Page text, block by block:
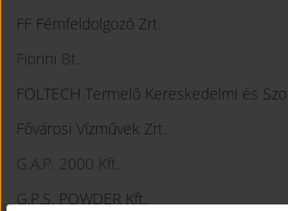
FF Fémfeldolgozó Zrt.
Fiorini Bt.
FOLTECH Termelő Kereskedelmi és
Fővárosi Vízművek Zrt.
G.A.P. 2000 Kft.
G.P.S. POWDER Kft.